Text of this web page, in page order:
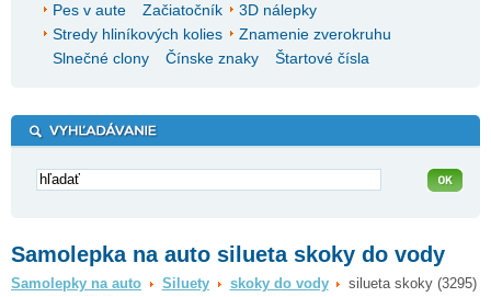
Pes v aute
Začiatočník
3D nálepky
Stredy hliníkových kolies
Znamenie zverokruhu
Slnečné clony
Čínske znaky Štartové čísla
Samolepka na auto silueta skoky do vody
Samolepky na auto Siluety skoky do vody silueta skoky (3295)